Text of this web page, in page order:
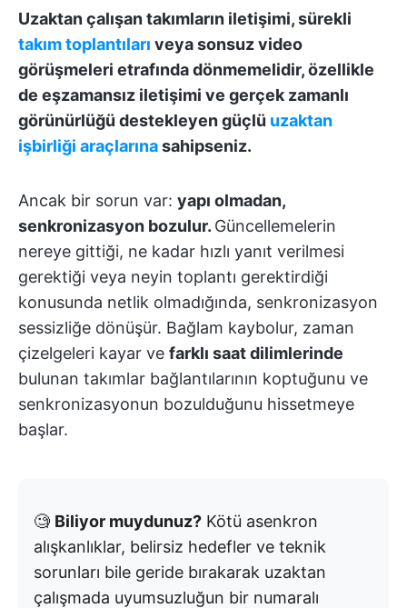
Uzaktan çalışan takımların iletişimi, sürekli
takım toplantıları veya sonsuz video
görüşmeleri etrafında dönmemelidir, özellikle
de eşzamansız iletişimi ve gerçek zamanlı
görünürlüğü destekleyen güçlü uzaktan
işbirliği araçlarınasahipseniz.
Ancak bir sorun var: yapı olmadan,
senkronizasyon bozulur. Güncellemelerin
nereye gittiği, ne kadar hızlı yanıt verilmesi
gerektiği veya neyin toplantı gerektirdiği
konusunda netlik olmadığında, senkronizasyon
sessizliğe dönüşür. Bağlam kaybolur, zaman
çizelgeleri kayar ve farklı saat dilimlerinde
bulunan takımlar bağlantılarının koptuğunu ve
senkronizasyonun bozulduğunu hissetmeye
başlar.
🧐 Biliyor muydunuz? Kötü asenkron
alışkanlıklar, belirsiz hedefler ve teknik
sorunları bile geride bırakarak uzaktan
çalışmada uyumsuzluğun bir numaralı